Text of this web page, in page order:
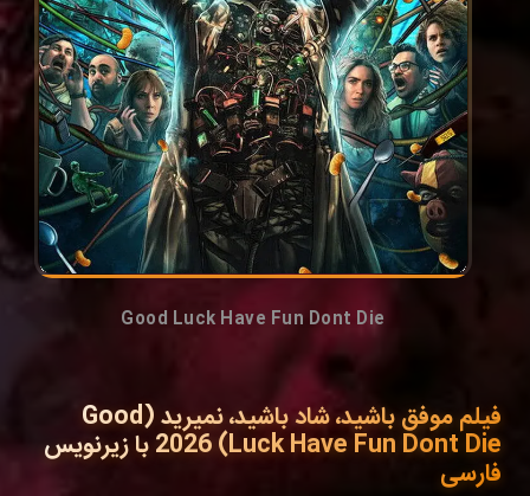
Good Luck Have Fun Dont Die
فیلم موفق باشید، شاد باشید، نمیرید (Good
Luck Have Fun Dont Die) 2026 با زیرنویس
فارسی